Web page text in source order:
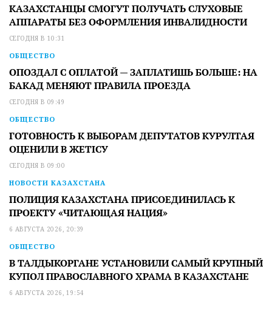
КАЗАХСТАНЦЫ СМОГУТ ПОЛУЧАТЬ СЛУХОВЫЕ
АППАРАТЫ БЕЗ ОФОРМЛЕНИЯ ИНВАЛИДНОСТИ
СЕГОДНЯ В 10:31
ОБЩЕСТВО
ОПОЗДАЛ С ОПЛАТОЙ — ЗАПЛАТИШЬ БОЛЬШЕ: НА
БАКАД МЕНЯЮТ ПРАВИЛА ПРОЕЗДА
СЕГОДНЯ В 09:49
ОБЩЕСТВО
ГОТОВНОСТЬ К ВЫБОРАМ ДЕПУТАТОВ КУРУЛТАЯ
ОЦЕНИЛИ В ЖЕТІСУ
СЕГОДНЯ В 09:00
НОВОСТИ КАЗАХСТАНА
ПОЛИЦИЯ КАЗАХСТАНА ПРИСОЕДИНИЛАСЬ К
ПРОЕКТУ «ЧИТАЮЩАЯ НАЦИЯ»
6 АВГУСТА 2026, 20:39
ОБЩЕСТВО
В ТАЛДЫКОРГАНЕ УСТАНОВИЛИ САМЫЙ КРУПНЫЙ
КУПОЛ ПРАВОСЛАВНОГО ХРАМА В КАЗАХСТАНЕ
6 АВГУСТА 2026, 19:54